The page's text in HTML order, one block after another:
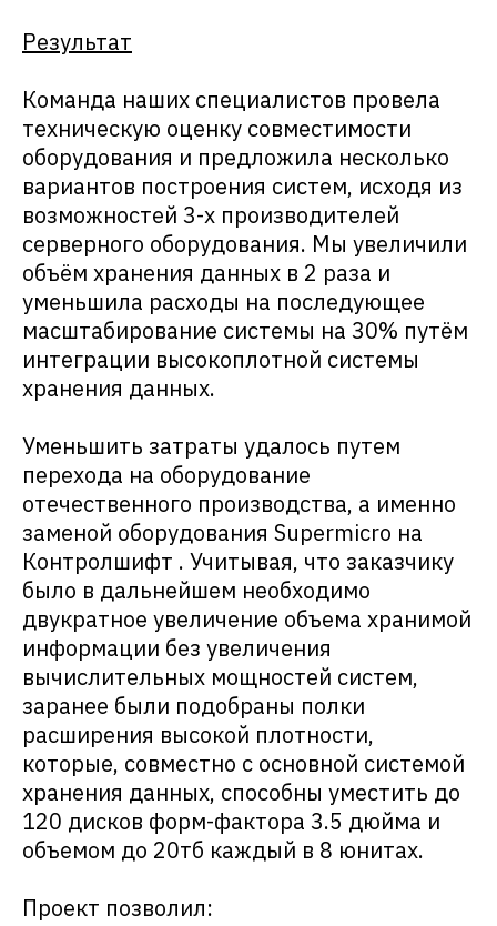
Результат
Команда наших специалистов провела
техническую оценку совместимости
оборудования и предложила несколько
вариантов построения систем, исходя из
возможностей 3-х производителей
серверного оборудования. Мы увеличили
объём хранения данных в 2 раза и
уменьшила расходы на последующее
масштабирование системы на 30% путём
интеграции высокоплотной системы
хранения данных.
Уменьшить затраты удалось путем
перехода на оборудование
отечественного производства, а именно
заменой оборудования Supermicro на
Контролшифт . Учитывая, что заказчику
было в дальнейшем необходимо
двукратное увеличение объема хранимой
информации без увеличения
вычислительных мощностей систем,
заранее были подобраны полки
расширения высокой плотности,
которые, совместно с основной системой
хранения данных, способны уместить до
120 дисков форм-фактора 3.5 дюйма и
объемом до 20тб каждый в 8 юнитах.
Проект позволил: